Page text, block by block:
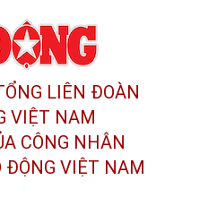
LIÊN ĐOÀN
VIỆT NAM
CÔNG NHÂN
ĐỘNG VIỆT NAM